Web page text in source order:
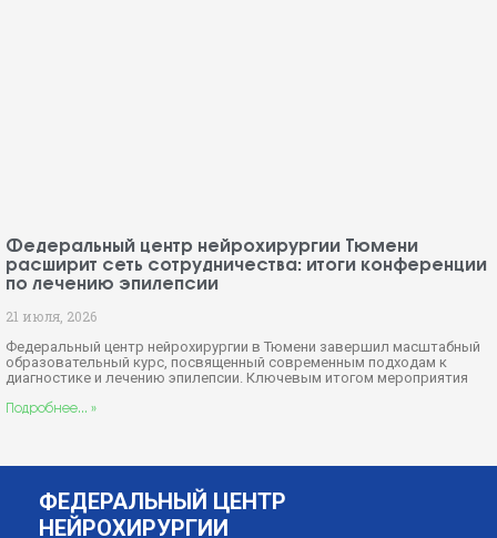
Федеральный центр нейрохирургии Тюмени
расширит сеть сотрудничества: итоги конференции
по лечению эпилепсии
21 июля, 2026
Федеральный центр нейрохирургии в Тюмени завершил масштабный
образовательный курс, посвященный современным подходам к
диагностике и лечению эпилепсии. Ключевым итогом мероприятия
Подробнее... »
ФЕДЕРАЛЬНЫЙ ЦЕНТР
НЕЙРОХИРУРГИИ